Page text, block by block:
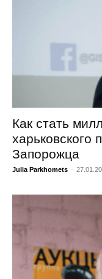
Как стать
харьковского
Запорожца
Julia Parkhomets -